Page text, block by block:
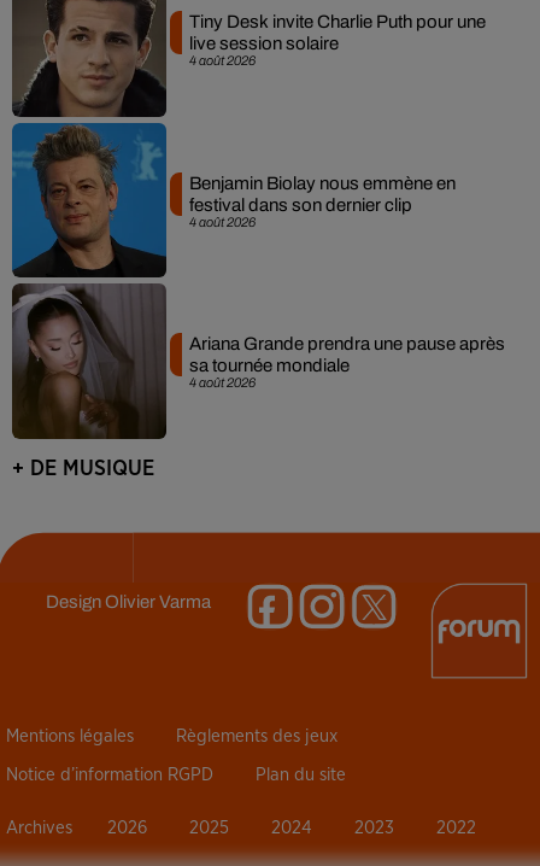
4 août 2026
Tiny Desk invite Charlie Puth pour une
live session solaire
4 août 2026
Benjamin Biolay nous emmène en
festival dans son dernier clip
4 août 2026
Ariana Grande prendra une pause après
sa tournée mondiale
+ DE MUSIQUE
DesignOlivier Varma
Mentions légales Règlements des jeux
Notice d’information RGPD Plan du site
Archives 2026 2025 2024 2023 2022